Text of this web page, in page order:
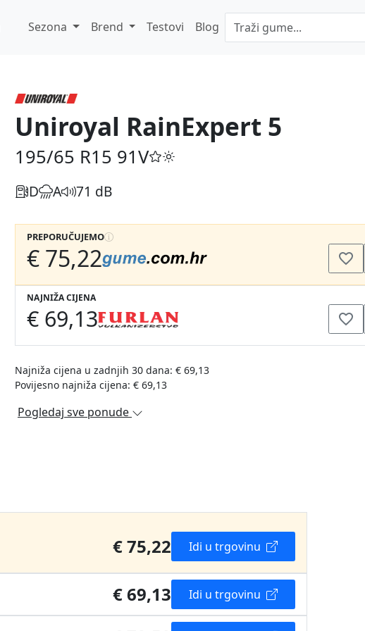
Sezona Brend Testovi Blog
Uniroyal RainExpert 5
195/65 R15 91V
D A 71 dB
PREPORUČUJEMO
€ 75,22
NAJNIŽA CIJENA
€ 69,13
Najniža cijena u zadnjih 30 dana: € 69,13
Povijesno najniža cijena: € 69,13
Pogledaj sve ponude
€ 75,22 Idi u trgovinu
€ 69,13 Idi u trgovinu